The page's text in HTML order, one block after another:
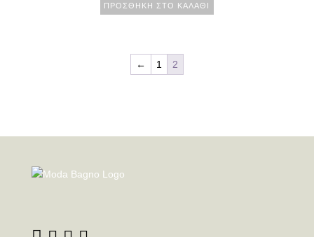
ΠΡΟΣΘΉΚΗ ΣΤΟ ΚΑΛΆΘΙ
← 1 2